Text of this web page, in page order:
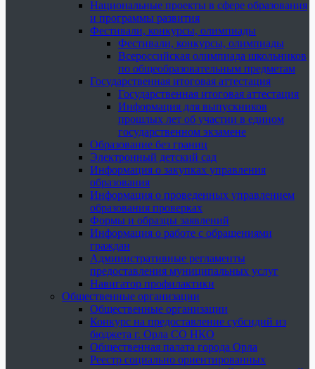
Национальные проекты в сфере образования
и программы развития
Фестивали, конкурсы, олимпиады
Фестивали, конкурсы, олимпиады
Всероссийская олимпиада школьников
по общеобразовательным предметам
Государственная итоговая аттестация
Государственная итоговая аттестация
Информация для выпускников
прошлых лет об участии в едином
государственном экзамене
Образование без границ
Электронный детский сад
Информация о закупках управления
образования
Информация о проведенных управлением
образования проверках
Формы и образцы заявлений
Информация о работе с обращениями
граждан
Административные регламенты
предоставления муниципальных услуг
Навигатор профилактики
Общественные организации
Общественные организации
Конкурс на предоставление субсидий из
бюджета г. Орла СО НКО
Общественная палата города Орла
Реестр социально ориентированных